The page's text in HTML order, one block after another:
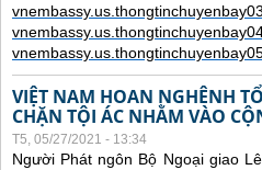
VIỆT NAM HOAN NGHÊNH
CHẶN TỘI ÁC NHẰM VÀO
T5, 05/27/2021 - 13:34
Người Phát ngôn Bộ Ngoại giao